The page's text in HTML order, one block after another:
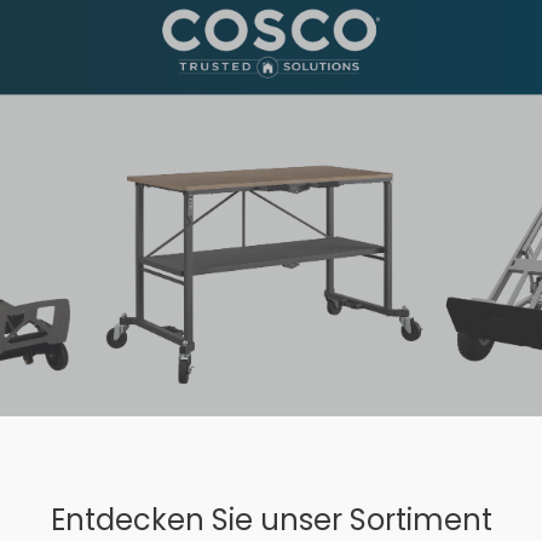
Entdecken Sie unser Sortiment